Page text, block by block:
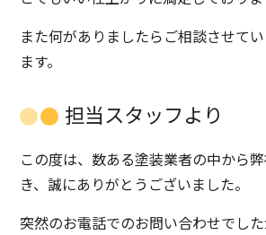
また何がありましたらご相談させて
ます。
担当スタッフより
この度は、数ある塗装業者の中から
き、誠にありがとうございました。
突然のお電話でのお問い合わせでし